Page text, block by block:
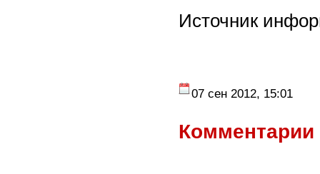
Источник
07 сен 2012, 15:01
Комментарии